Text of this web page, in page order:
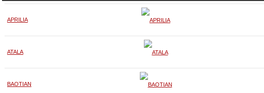
APRILIA
ATALA
BAOTIAN